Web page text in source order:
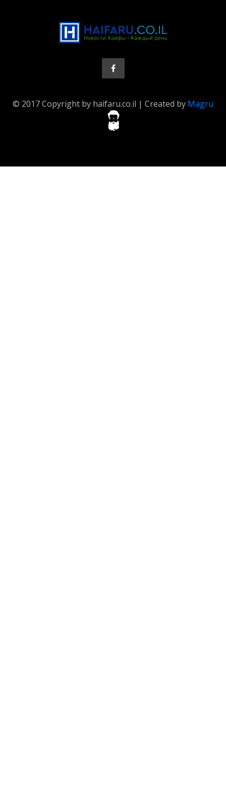
© 2017 Copyright by haifaru.co.il | Created by Magru